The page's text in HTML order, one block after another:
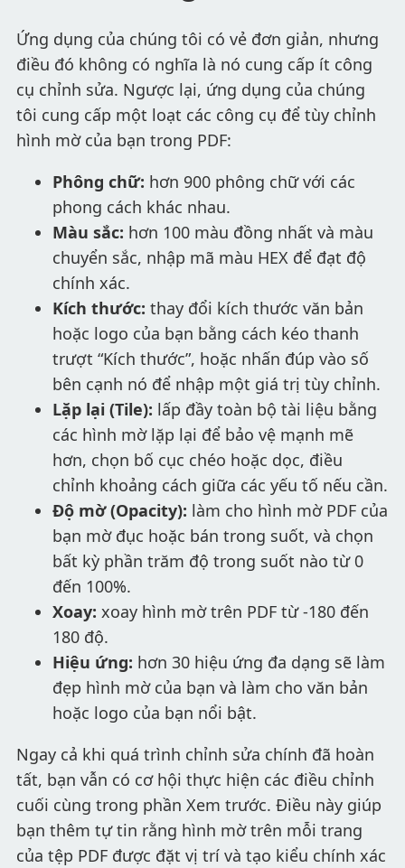
Ứng dụng của chúng tôi có vẻ đơn giản, nhưng
điều đó không có nghĩa là nó cung cấp ít công
cụ chỉnh sửa. Ngược lại, ứng dụng của chúng
tôi cung cấp một loạt các công cụ để tùy chỉnh
hình mờ của bạn trong PDF:
Phông chữ: hơn 900 phông chữ với các
phong cách khác nhau.
Màu sắc: hơn 100 màu đồng nhất và màu
chuyển sắc, nhập mã màu HEX để đạt độ
chính xác.
Kích thước: thay đổi kích thước văn bản
hoặc logo của bạn bằng cách kéo thanh
trượt “Kích thước”, hoặc nhấn đúp vào số
bên cạnh nó để nhập một giá trị tùy chỉnh.
Lặp lại (Tile): lấp đầy toàn bộ tài liệu bằng
các hình mờ lặp lại để bảo vệ mạnh mẽ
hơn, chọn bố cục chéo hoặc dọc, điều
chỉnh khoảng cách giữa các yếu tố nếu cần.
Độ mờ (Opacity): làm cho hình mờ PDF của
bạn mờ đục hoặc bán trong suốt, và chọn
bất kỳ phần trăm độ trong suốt nào từ 0
đến 100%.
Xoay: xoay hình mờ trên PDF từ -180 đến
180 độ.
Hiệu ứng: hơn 30 hiệu ứng đa dạng sẽ làm
đẹp hình mờ của bạn và làm cho văn bản
hoặc logo của bạn nổi bật.
Ngay cả khi quá trình chỉnh sửa chính đã hoàn
tất, bạn vẫn có cơ hội thực hiện các điều chỉnh
cuối cùng trong phần Xem trước. Điều này giúp
bạn thêm tự tin rằng hình mờ trên mỗi trang
của tệp PDF được đặt vị trí và tạo kiểu chính xác